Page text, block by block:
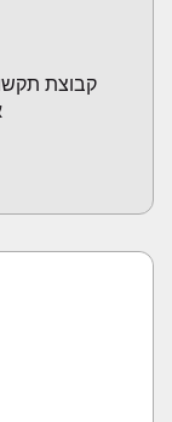
קבוצת